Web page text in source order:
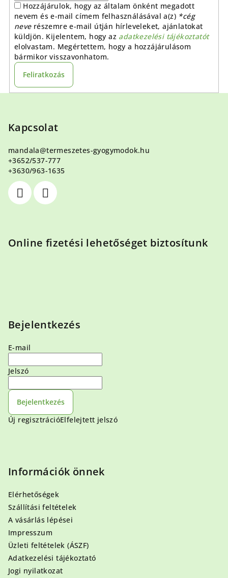
Hozzájárulok, hogy az általam önként megadott
nevem és e-mail címem felhasználásával a(z) *cég
neverészemre e-mail útján hírleveleket, ajánlatokat
küldjön. Kijelentem, hogy az adatkezelési tájékoztatót
elolvastam. Megértettem, hogy a hozzájárulásom
bármikor visszavonhatom.
Feliratkozás
Kapcsolat
mandala@termeszetes-gyogymodok.hu
+3652/537-777
+3630/963-1635
Online fizetési lehetőséget biztosítunk
Bejelentkezés
E-mail
Jelszó
Bejelentkezés
Új regisztrációElfelejtett jelszó
Információk önnek
Elérhetőségek
Szállítási feltételek
A vásárlás lépései
Impresszum
Üzleti feltételek (ÁSZF)
Adatkezelési tájékoztató
Jogi nyilatkozat